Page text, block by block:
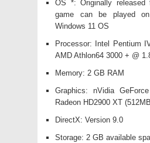
OS *: Originally
game can be played
Windows 11 OS
Processor: Intel Pentium
AMD Athlon64 3000 + @
Memory: 2 GB RAM
Graphics: nVidia
Radeon HD2900 XT
DirectX: Version 9.0
Storage: 2 GB available